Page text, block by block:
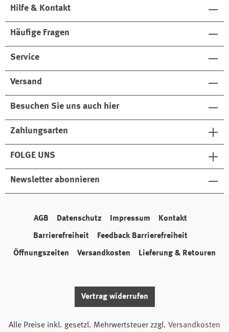
Hilfe & Kontakt
Häufige Fragen
Service
Versand
Besuchen Sie uns auch hier
Zahlungsarten
FOLGE UNS
Newsletter abonnieren
AGB Datenschutz Impressum Kontakt
Barrierefreiheit Feedback Barrierefreiheit
Öffnungszeiten Versandkosten Lieferung & Retouren
Vertrag widerrufen
Alle Preise inkl. gesetzl. Mehrwertsteuer zzgl. Versandkosten